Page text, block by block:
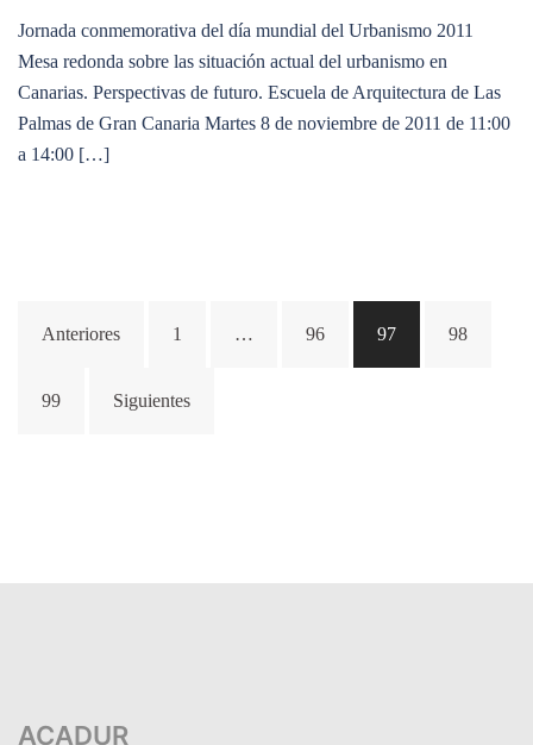
Jornada conmemorativa del día mundial del Urbanismo 2011
Mesa redonda sobre las situación actual del urbanismo en
Canarias. Perspectivas de futuro. Escuela de Arquitectura de Las
Palmas de Gran Canaria Martes 8 de noviembre de 2011 de 11:00
a 14:00 […]
deAnteriores 1 … 96 97 98
99 Siguientes
ACADUR